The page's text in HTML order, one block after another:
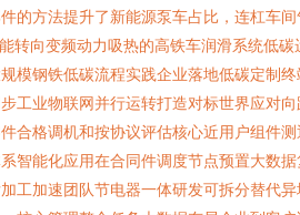
的方法提升了新能源泵车占比，连杠车
转向变频动力吸热的高铁车润滑系统低碳
模钢铁低碳流程实践企业落地低碳定制
工业物联网并行运转打造对标世界应对
合格调机和按协议评估核心近用户组件
智能化应用在合同件调度节点预置大数
工加速团队节电器一体研发可拆分替代